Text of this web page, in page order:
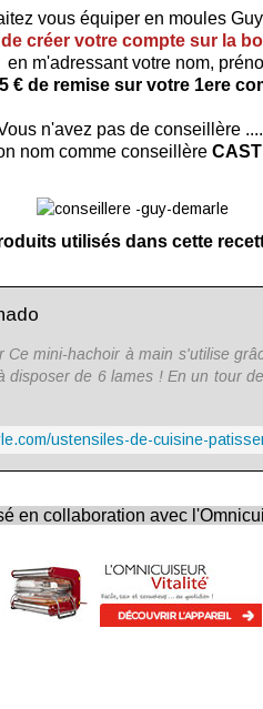
vous équiper en moules
créer votre compte sur la
en m'adressant votre nom,
€ de remise sur votre 1ere
n'avez pas de conseillère
nom comme conseillère
utilisés dans cette
Ce mini-hachoir à main s'utilise
disposer de 6 lames ! En un tour
en collaboration avec